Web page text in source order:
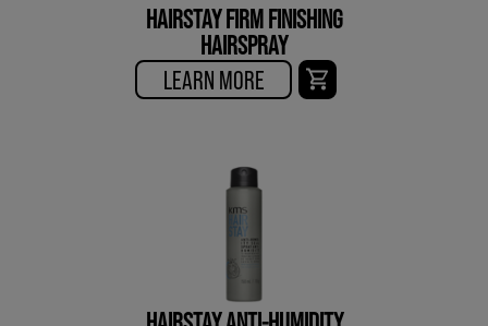
HAIRSTAY FIRM FINISHING
HAIRSPRAY
LEARN MORE